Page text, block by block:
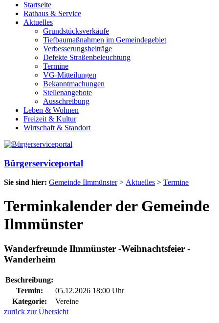
Startseite
Rathaus & Service
Aktuelles
Grundstücksverkäufe
Tiefbaumaßnahmen im Gemeindegebiet
Verbesserungsbeiträge
Defekte Straßenbeleuchtung
Termine
VG-Mitteilungen
Bekanntmachungen
Stellenangebote
Ausschreibung
Leben & Wohnen
Freizeit & Kultur
Wirtschaft & Standort
Bürgerserviceportal
Sie sind hier: Gemeinde Ilmmünster> Aktuelles > Termine
Terminkalender der Gemeinde
Ilmmünster
Wanderfreunde Ilmmünster -Weihnachtsfeier -
Wanderheim
Beschreibung:
Termin:
05.12.2026 18:00 Uhr
Kategorie:
Vereine
zurück zur Übersicht